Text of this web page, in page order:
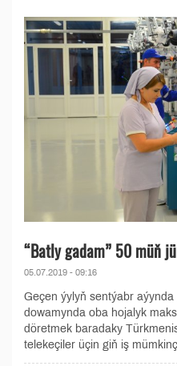
“Batly gadam” 50 müň
05.07.2019 - 09:16
Geçen ýylyň sentýabr
dowamynda oba hojalyk
döretmek baradaky
telekeçiler üçin giň iş